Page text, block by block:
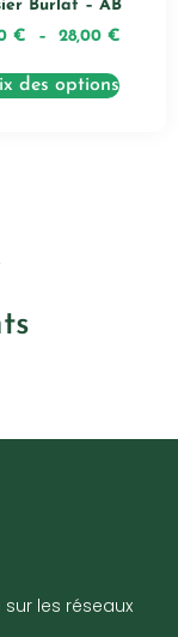
Burlat – AB
€ – 28,00 €
des options
les réseaux